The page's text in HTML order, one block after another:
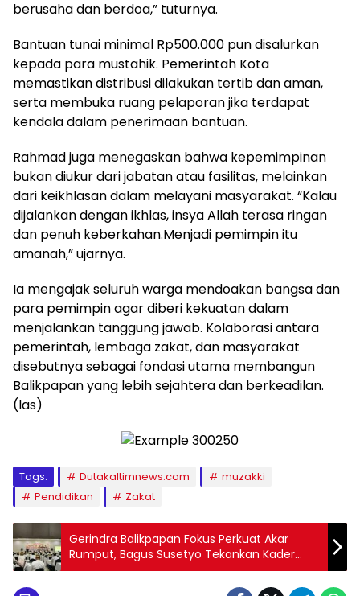
berusaha dan berdoa,” tuturnya.
Bantuan tunai minimal Rp500.000 pun disalurkan
kepada para mustahik. Pemerintah Kota
memastikan distribusi dilakukan tertib dan aman,
serta membuka ruang pelaporan jika terdapat
kendala dalam penerimaan bantuan.
Rahmad juga menegaskan bahwa kepemimpinan
bukan diukur dari jabatan atau fasilitas, melainkan
dari keikhlasan dalam melayani masyarakat. “Kalau
dijalankan dengan ikhlas, insya Allah terasa ringan
dan penuh keberkahan.Menjadi pemimpin itu
amanah,” ujarnya.
Ia mengajak seluruh warga mendoakan bangsa dan
para pemimpin agar diberi kekuatan dalam
menjalankan tanggung jawab. Kolaborasi antara
pemerintah, lembaga zakat, dan masyarakat
disebutnya sebagai fondasi utama membangun
Balikpapan yang lebih sejahtera dan berkeadilan.
(las)
Tags: Dutakaltimnews.com
muzakki
Pendidikan
Zakat
Gerindra Balikpapan Fokus Perkuat Akar
Rumput, Bagus Susetyo Tekankan Kader
Responsif